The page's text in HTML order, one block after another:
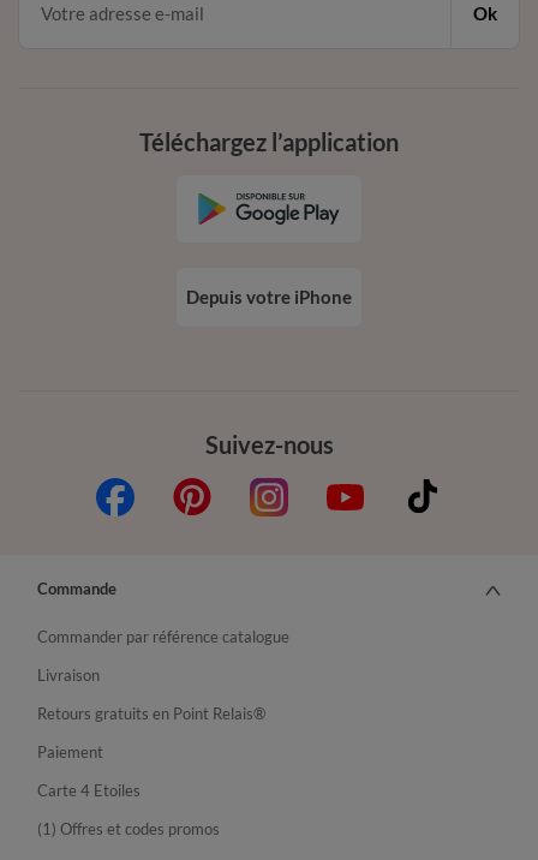
Ok
Suivez-nous
Téléchargez l’application
Depuis votre iPhone
Commande
Commander par référence catalogue
Livraison
Retours gratuits en Point Relais®
Paiement
Carte 4 Etoiles
(1) Offres et codes promos